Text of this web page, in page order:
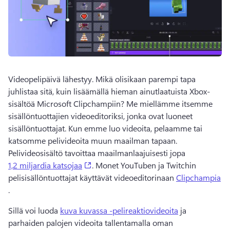
Videopelipäivä lähestyy. Mikä olisikaan parempi tapa
juhlistaa sitä, kuin lisäämällä hieman ainutlaatuista Xbox-
sisältöä Microsoft Clipchampiin? Me miellämme itsemme
sisällöntuottajien videoeditoriksi, jonka ovat luoneet
sisällöntuottajat. Kun emme luo videoita, pelaamme tai
katsomme pelivideoita muun maailman tapaan.
Pelivideosisältö tavoittaa maailmanlaajuisesti jopa
1,2 miljardia katsojaa
(opens in a new tab)
. Monet YouTuben ja Twitchin
pelisisällöntuottajat käyttävät videoeditorinaan Clipchampia
.
Sillä voi luoda kuva kuvassa -pelireaktiovideoita ja
parhaiden palojen videoita tallentamalla oman